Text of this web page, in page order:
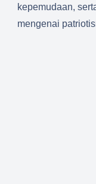
kepemudaan,
mengenai